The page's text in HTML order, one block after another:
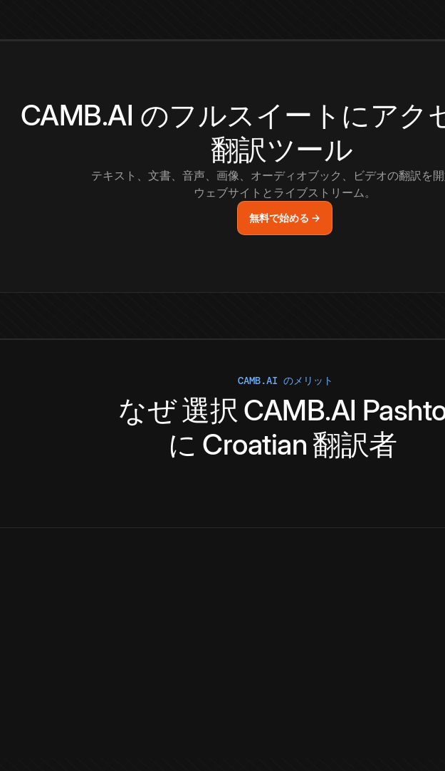
CAMB.AI のフルスイートにアク
翻訳ツール
テキスト、文書、音声、画像、オーディオブック、ビデオの翻訳を
ウェブサイトとライブストリーム。
無料で始める →
CAMB.AI のメリット
なぜ選択 CAMB.AI
に Croatian 翻訳者